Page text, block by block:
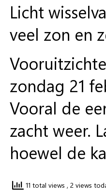
Licht
veel zon en
zondag 21
Vooral de
zacht weer.
hoewel de
11 total views , 2 views